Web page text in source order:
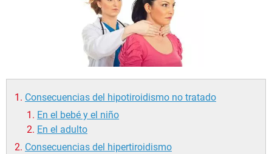
Consecuencias del hipotiroidismo no tratado
En el bebé y el niño
En el adulto
Consecuencias del hipertiroidismo